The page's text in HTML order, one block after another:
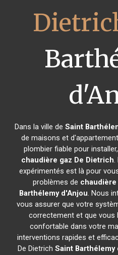
Dans la ville deSaint
de maisons et
plombier fiable pour
chaudière gaz De Dietrich.
expérimentés est là pour
problèmes de chaudière
Barthélemy d'Anjou. Nous
vous assurer que votre
correctement et que vous
confortable dans votre
interventions rapides et
De Dietrich Saint Barthélemy